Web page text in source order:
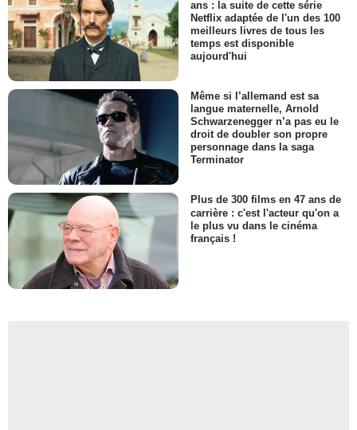
ans : la suite de cette série
Netflix adaptée de l'un des 100
meilleurs livres de tous les
temps est disponible
aujourd'hui
Même si l’allemand est sa
langue maternelle, Arnold
Schwarzenegger n’a pas eu le
droit de doubler son propre
personnage dans la saga
Terminator
Plus de 300 films en 47 ans de
carrière : c'est l'acteur qu'on a
le plus vu dans le cinéma
français !